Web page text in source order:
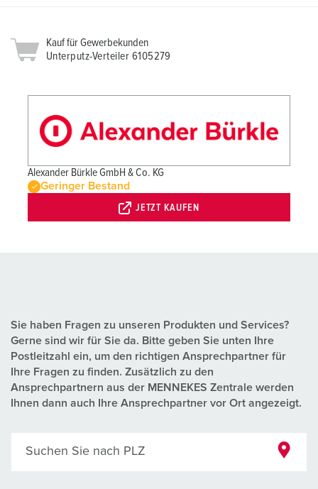
Kauf für Gewerbekunden
Unterputz-Verteiler 6105279
Alexander Bürkle GmbH & Co. KG
Geringer Bestand
JETZT KAUFEN
Sie haben Fragen zu unseren Produkten und Services?
Gerne sind wir für Sie da. Bitte geben Sie unten Ihre
Postleitzahl ein, um den richtigen Ansprechpartner für
Ihre Fragen zu finden. Zusätzlich zu den
Ansprechpartnern aus der MENNEKES Zentrale werden
Ihnen dann auch Ihre Ansprechpartner vor Ort angezeigt.
Suchen Sie nach PLZ